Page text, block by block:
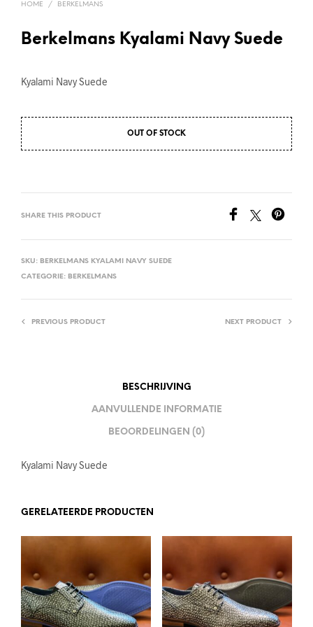
HOME / BERKELMANS
Berkelmans Kyalami Navy Suede
Kyalami Navy Suede
OUT OF STOCK
SHARE THIS PRODUCT
SKU: BERKELMANS KYALAMI NAVY SUEDE
CATEGORIE: BERKELMANS
PREVIOUS PRODUCT NEXT PRODUCT
BESCHRIJVING
AANVULLENDE INFORMATIE
BEOORDELINGEN (0)
Kyalami Navy Suede
GERELATEERDE PRODUCTEN